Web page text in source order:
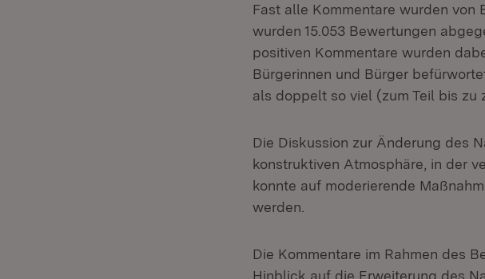
Fast alle Kommentare wurden von
wurden 15.053 Bewertungen
positiven Kommentare wurden
Bürgerinnen und Bürger
als doppelt so viel (zum Teil bis zu
Die Diskussion zur Änderung des
konstruktiven Atmosphäre, in der
konnte auf moderierende
werden.
Die Kommentare im Rahmen des
Hinblick auf die Erweiterung des